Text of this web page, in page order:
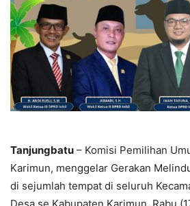
Tanjungbatu – Komisi Pemilihan
Karimun, menggelar Gerakan
di sejumlah tempat di seluruh